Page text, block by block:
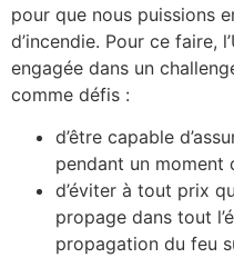
pour que nous puissions
d’incendie. Pour ce faire,
engagée dans un
comme défis :
d’être capable
pendant un moment
d’éviter à tout prix
propage dans tout
propagation du feu